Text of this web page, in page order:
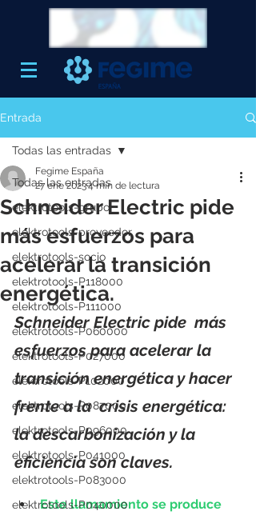
Entrada
Todas las entradas
elektrotools-grupo
elektrotools-proveedor
elektrotools-socio
elektrotools-P118000
elektrotools-P111000
elektrotools-P060000
elektrotools-P027000
elektrotools-P102000
elektrotools-P087000
elektrotools-P096000
elektrotools-P041000
elektrotools-P083000
elektrotools-P040000
Todas las entradas
Schneider Electric pide
más esfuerzos para
acelerar la transición
energética.
Fegime España
27 ene 20234 min de lectura
Schneider Electric pide  más
esfuerzos para acelerar la
transición energética y hacer
frente a la  crisis energética:
la descarbonización y la
eficiencia son claves.
Este llamamiento se produce